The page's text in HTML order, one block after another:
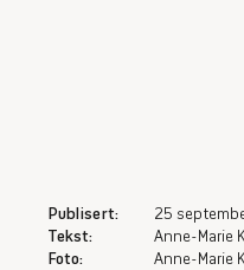
Publisert:
25
Tekst:
Anne-Marie
Foto: Anne-Marie